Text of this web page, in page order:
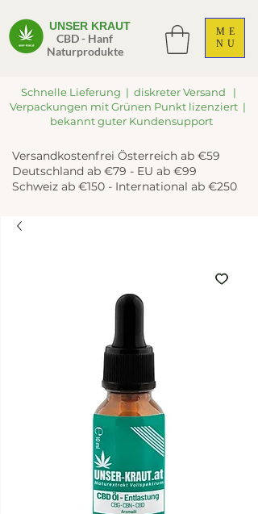
UNSER KRAUT
CBD - Hanf
Naturprodukte
ME
NU
Schnelle Lieferung | diskreter Versand |
Verpackungen mit Grünen Punkt lizenziert |
bekannt guter Kundensupport
Versandkostenfrei Österreich ab €59
Deutschland ab €79 - EU ab €99
Schweiz ab €150 - International ab €250